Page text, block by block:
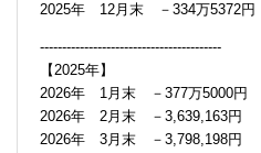
2025年 12月末 －334万5372円
-----------------------------------------
【2025年】
2026年 1月末 －377万5000円
2026年 2月末 －3,639,163円
2026年 3月末 －3,798,198円